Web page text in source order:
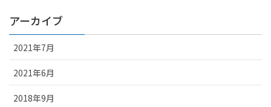
アーカイブ
2021年7月
2021年6月
2018年9月